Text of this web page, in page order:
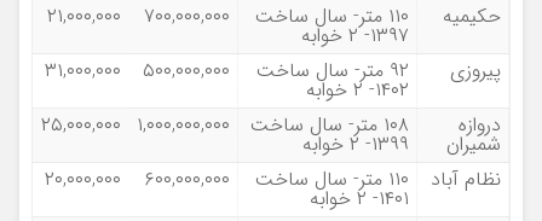
حکیمیه
۱۱۰ متر- سال ساخت
۱۳۹۷- ۲ خوابه
۷۰۰,۰۰۰,۰۰۰
۲۱,۰۰۰,۰۰۰
پیروزی
۹۲ متر- سال ساخت
۱۴۰۲- ۲ خوابه
۵۰۰,۰۰۰,۰۰۰
۳۱,۰۰۰,۰۰۰
دروازه
شمیران
۱۰۸ متر- سال ساخت
۱۳۹۹- ۲ خوابه
۱,۰۰۰,۰۰۰,۰۰۰ ۲۵,۰۰۰,۰۰۰
نظام آباد
۱۱۰ متر- سال ساخت
۱۴۰۱- ۲ خوابه
۶۰۰,۰۰۰,۰۰۰
۲۰,۰۰۰,۰۰۰